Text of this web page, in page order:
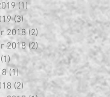
(1)1 innlegg
(3) 3 innlegg
2018 (2) 2 innlegg
2018 (2)2 innlegg
(1)1 innlegg
(1)1 innlegg
(2) 2 innlegg